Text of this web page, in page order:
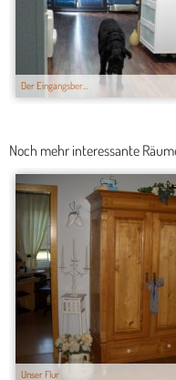
Der Eingangsber...
Noch mehr interessante
Unser Flur